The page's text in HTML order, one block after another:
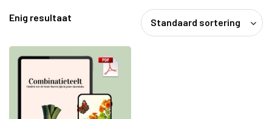
Enig resultaat Standaard sortering